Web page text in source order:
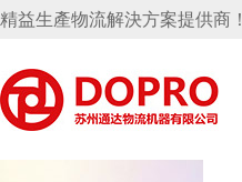
精益生產物流解決方案提供商！